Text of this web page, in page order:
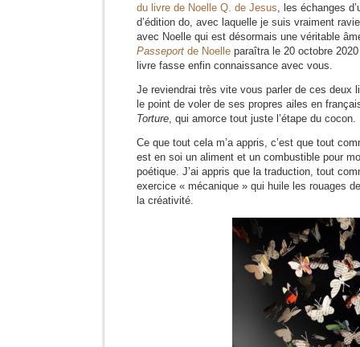
du livre de Noelle Q. de Jesus, les échanges
d’édition do, avec laquelle je suis vraiment
avec Noelle qui est désormais une véritable
Passeport de Noelle paraîtra le 20 octobre
livre fasse enfin connaissance avec vous.
Je reviendrai très vite vous parler de ces deux
le point de voler de ses propres ailes en
Torture, qui amorce tout juste l’étape du cocon.
Ce que tout cela m’a appris, c’est que tout
est en soi un aliment et un combustible pour
poétique. J’ai appris que la traduction, tout
exercice « mécanique » qui huile les rouages
la créativité.